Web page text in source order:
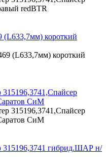
(L633,7мм) короткий
СиМ
315196,3741 гибрид.ШАР н/